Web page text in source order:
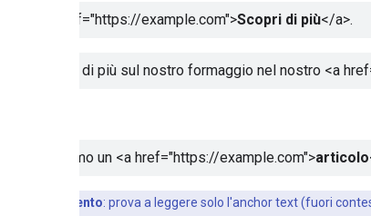
<a href="https://example.com">Scopri di più</a>.
Scopri di più sul nostro formaggio nel nostro <a
Abbiamo un <a href="https://example.com">articolo
Suggerimento: prova a leggere solo l'anchor text (fuori